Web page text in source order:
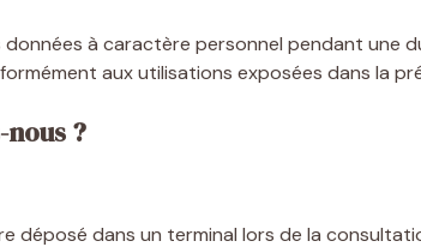
à caractère personnel pendant une
aux utilisations exposées dans la
?
dans un terminal lors de la